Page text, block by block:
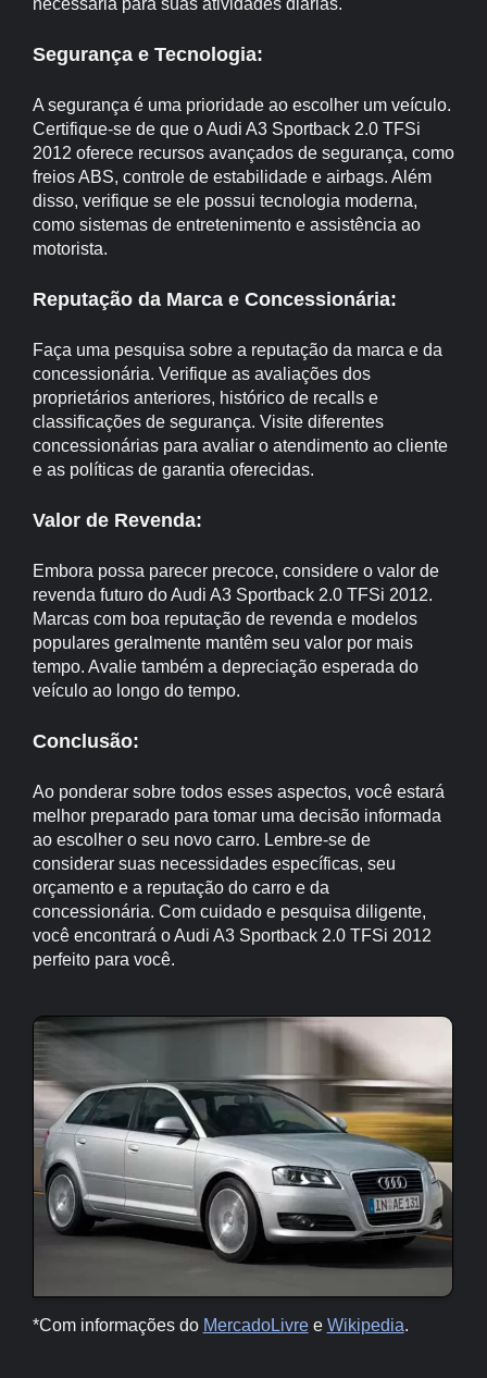
necessária para suas atividades diárias.
Segurança e Tecnologia:
A segurança é uma prioridade ao escolher um veículo.
Certifique-se de que o Audi A3 Sportback 2.0 TFSi
2012 oferece recursos avançados de segurança, como
freios ABS, controle de estabilidade e airbags. Além
disso, verifique se ele possui tecnologia moderna,
como sistemas de entretenimento e assistência ao
motorista.
Reputação da Marca e Concessionária:
Faça uma pesquisa sobre a reputação da marca e da
concessionária. Verifique as avaliações dos
proprietários anteriores, histórico de recalls e
classificações de segurança. Visite diferentes
concessionárias para avaliar o atendimento ao cliente
e as políticas de garantia oferecidas.
Valor de Revenda:
Embora possa parecer precoce, considere o valor de
revenda futuro do Audi A3 Sportback 2.0 TFSi 2012.
Marcas com boa reputação de revenda e modelos
populares geralmente mantêm seu valor por mais
tempo. Avalie também a depreciação esperada do
veículo ao longo do tempo.
Conclusão:
Ao ponderar sobre todos esses aspectos, você estará
melhor preparado para tomar uma decisão informada
ao escolher o seu novo carro. Lembre-se de
considerar suas necessidades específicas, seu
orçamento e a reputação do carro e da
concessionária. Com cuidado e pesquisa diligente,
você encontrará o Audi A3 Sportback 2.0 TFSi 2012
perfeito para você.
*Com informações do MercadoLivree Wikipedia.